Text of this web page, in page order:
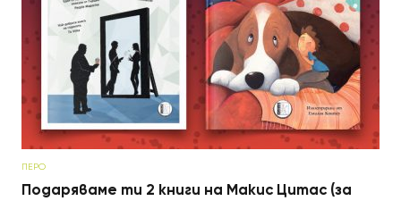
ПЕРО
Подаряваме ти 2 книги на Макис Цитас (за